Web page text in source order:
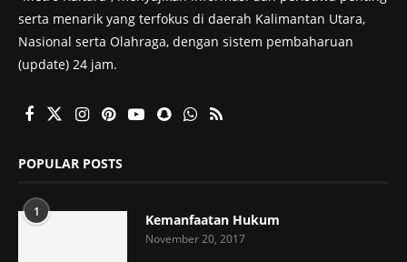
serta menarik yang terfokus di daerah Kalimantan Utara,
Nasional serta Olahraga, dengan sistem pembaharuan
(update) 24 jam.
POPULAR POSTS
1 Kemanfaatan Hukum
November 20, 2017